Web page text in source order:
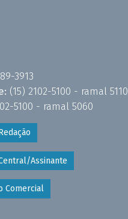
3913
(15) 2102-5100 - ramal 5110
5100 - ramal 5060
Assinante
Comercial